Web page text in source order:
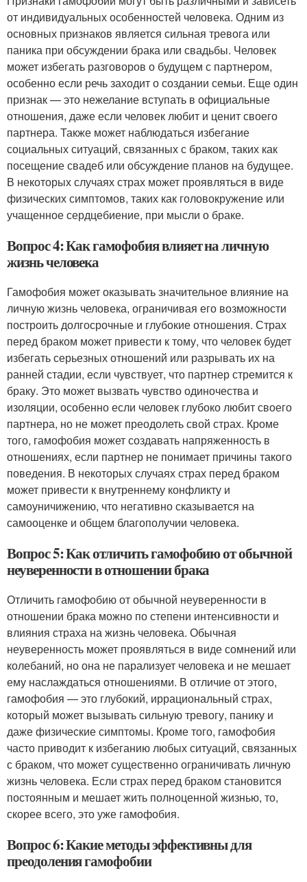
от индивидуальных особенностей человека. Одним из
основных признаков является сильная тревога или
паника при обсуждении брака или свадьбы. Человек
может избегать разговоров о будущем с партнером,
особенно если речь заходит о создании семьи. Еще один
признак — это нежелание вступать в официальные
отношения, даже если человек любит и ценит своего
партнера. Также может наблюдаться избегание
социальных ситуаций, связанных с браком, таких как
посещение свадеб или обсуждение планов на будущее.
В некоторых случаях страх может проявляться в виде
физических симптомов, таких как головокружение или
учащенное сердцебиение, при мысли о браке.
Вопрос 4: Как гамофобия влияет на личную
жизнь человека
Гамофобия может оказывать значительное влияние на
личную жизнь человека, ограничивая его возможности
построить долгосрочные и глубокие отношения. Страх
перед браком может привести к тому, что человек будет
избегать серьезных отношений или разрывать их на
ранней стадии, если чувствует, что партнер стремится к
браку. Это может вызвать чувство одиночества и
изоляции, особенно если человек глубоко любит своего
партнера, но не может преодолеть свой страх. Кроме
того, гамофобия может создавать напряженность в
отношениях, если партнер не понимает причины такого
поведения. В некоторых случаях страх перед браком
может привести к внутреннему конфликту и
самоуничижению, что негативно сказывается на
самооценке и общем благополучии человека.
Вопрос 5: Как отличить гамофобию от обычной
неуверенности в отношении брака
Отличить гамофобию от обычной неуверенности в
отношении брака можно по степени интенсивности и
влияния страха на жизнь человека. Обычная
неуверенность может проявляться в виде сомнений или
колебаний, но она не парализует человека и не мешает
ему наслаждаться отношениями. В отличие от этого,
гамофобия — это глубокий, иррациональный страх,
который может вызывать сильную тревогу, панику и
даже физические симптомы. Кроме того, гамофобия
часто приводит к избеганию любых ситуаций, связанных
с браком, что может существенно ограничивать личную
жизнь человека. Если страх перед браком становится
постоянным и мешает жить полноценной жизнью, то,
скорее всего, это уже гамофобия.
Вопрос 6: Какие методы эффективны для
преодоления гамофобии